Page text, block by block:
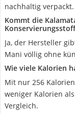
nachhaltig verpackt.
Kommt die
Ja, der Hersteller
Mani völlig ohne
Wie viele Kalorien
Mit nur 256
weniger Kalorien
Vergleich.